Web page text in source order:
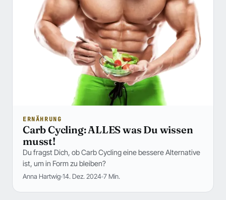
ERNÄHRUNG
Carb Cycling: ALLES was Du wissen
musst!
Du fragst Dich, ob Carb Cycling eine bessere Alternative
ist, um in Form zu bleiben?
Anna Hartwig 14. Dez. 2024 7 Min.